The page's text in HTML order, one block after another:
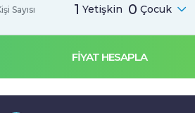
Sayısı 1 Yetişkin 0 Çocuk
FİYAT HESAPLA